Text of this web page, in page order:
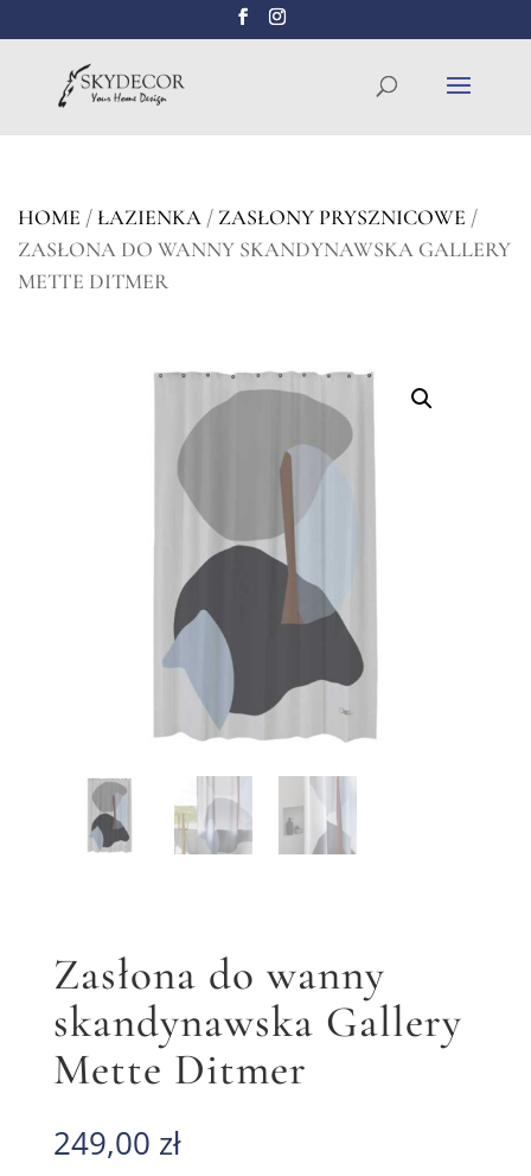
HOME /ŁAZIENKA / ZASŁONY PRYSZNICOWE /
ZASŁONA DO WANNY SKANDYNAWSKA GALLERY
METTE DITMER
Zasłona do wanny
skandynawska Gallery
Mette Ditmer
249,00 zł